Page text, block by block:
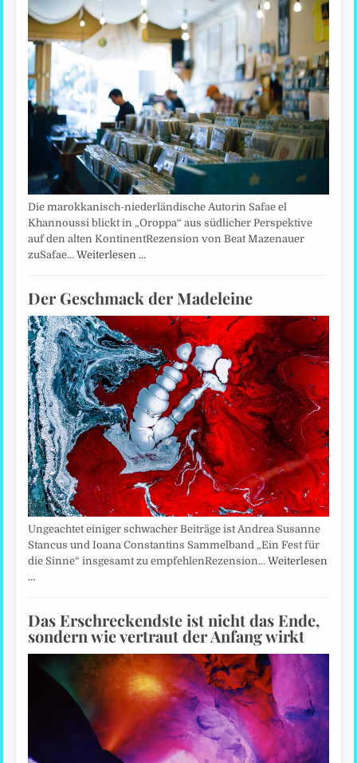
Die marokkanisch-niederländische Autorin Safae el
Khannoussi blickt in „Oroppa“ aus südlicher Perspektive
auf den alten KontinentRezension von Beat Mazenauer
zuSafae…Weiterlesen …
Der Geschmack der Madeleine
Ungeachtet einiger schwacher Beiträge ist Andrea Susanne
Stancus und Ioana Constantins Sammelband „Ein Fest für
die Sinne“ insgesamt zu empfehlenRezension…Weiterlesen
…
Das Erschreckendste ist nicht das Ende,
sondern wie vertraut der Anfang wirkt